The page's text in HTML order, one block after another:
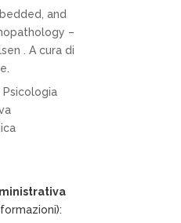
and
–
. A cura di
Psicologia